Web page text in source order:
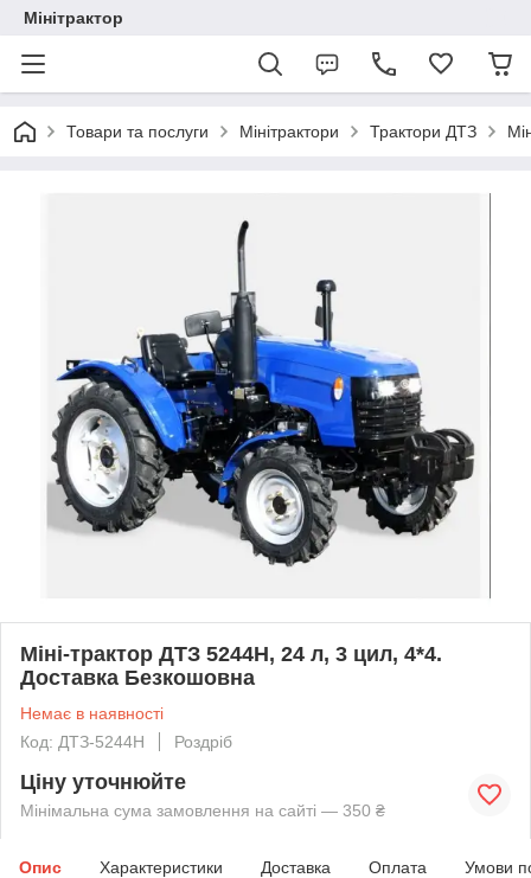
Мінітрактор
Товари та послуги Мінітрактори Трактори ДТЗ
Міні-трактор ДТЗ 5244H, 24 л, 3 цил, 4*4.
Доставка Безкошовна
Немає в наявності
Код: ДТЗ-5244Н
Роздріб
Ціну уточнюйте
Мінімальна сума замовлення на сайті — 350 ₴
Опис Характеристики Доставка Оплата Умови